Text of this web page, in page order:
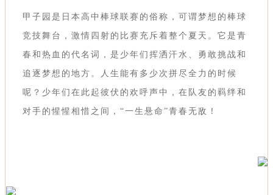
甲子园是日本高中棒球联赛的俗称，可谓梦想的棒球
竞技舞台，激情四射的比赛充斥着整个夏天。它是青
春和热血的代名词，是少年们挥洒汗水、勇敢挑战和
追逐梦想的地方。人生能有多少次拼尽全力的时候
呢？少年们在此起彼伏的欢呼声中，在队友的羁绊和
对手的惺惺相惜之间，“一生悬命”青春无敌！